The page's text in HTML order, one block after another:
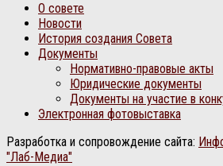
О совете
Новости
История создания Совета
Документы
Нормативно-правовые акты
Юридические документы
Документы на участие в
Электронная фотовыставка
Разработка и сопровождение сайта:
"Лаб-Медиа"